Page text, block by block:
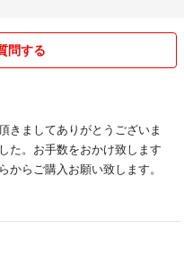
問する
きましてありがとうございま
た。お手数をおかけ致します
らご購入お願い致します。